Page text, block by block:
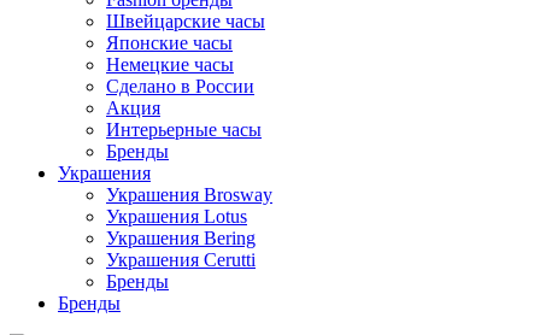
Швейцарские часы
Японские часы
Немецкие часы
Сделано в России
Акция
Интерьерные часы
Бренды
Украшения
Украшения Brosway
Украшения Lotus
Украшения Bering
Украшения Cerutti
Бренды
Бренды